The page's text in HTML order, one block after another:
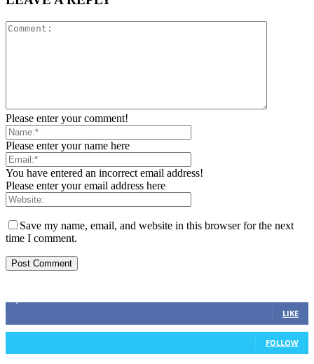
Please enter your comment!
Please enter your name here
You have entered an incorrect email address!
Please enter your email address here
Save my name, email, and website in this browser for the next
time I comment.
LIKE
FOLLOW